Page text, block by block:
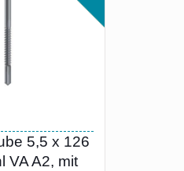
5,5 x 126
VA A2, mit